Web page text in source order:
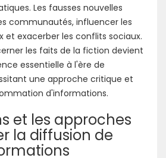
Les fausses nouvelles
communautés, influencer les
et exacerber les conflits sociaux.
les faits de la fiction devient
essentielle à l'ère de
une approche critique et
d'informations.
et les approches
la diffusion de